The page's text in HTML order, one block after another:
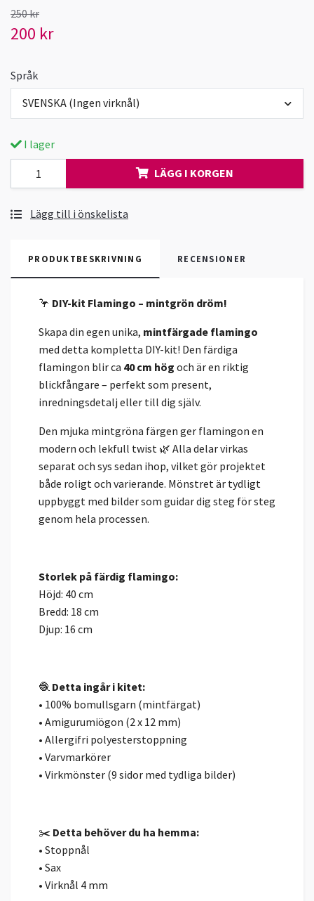
250 kr
200 kr
Språk
SVENSKA (Ingen virknål)
I lager
LÄGG I KORGEN
Lägg till i önskelista
PRODUKTBESKRIVNING RECENSIONER
🦩 DIY-kit Flamingo – mintgrön dröm!
Skapa din egen unika, mintfärgade flamingo
med detta kompletta DIY-kit! Den färdiga
flamingon blir ca 40 cm hög och är en riktig
blickfångare – perfekt som present,
inredningsdetalj eller till dig själv.
Den mjuka mintgröna färgen ger flamingon en
modern och lekfull twist 🌿 Alla delar virkas
separat och sys sedan ihop, vilket gör projektet
både roligt och varierande. Mönstret är tydligt
uppbyggt med bilder som guidar dig steg för steg
genom hela processen.
Storlek på färdig flamingo:
Höjd: 40 cm
Bredd: 18 cm
Djup: 16 cm
🧶 Detta ingår i kitet:
• 100% bomullsgarn (mintfärgat)
• Amigurumiögon (2 x 12 mm)
• Allergifri polyesterstoppning
• Varvmarkörer
• Virkmönster (9 sidor med tydliga bilder)
✂️ Detta behöver du ha hemma:
• Stoppnål
• Sax
• Virknål 4 mm